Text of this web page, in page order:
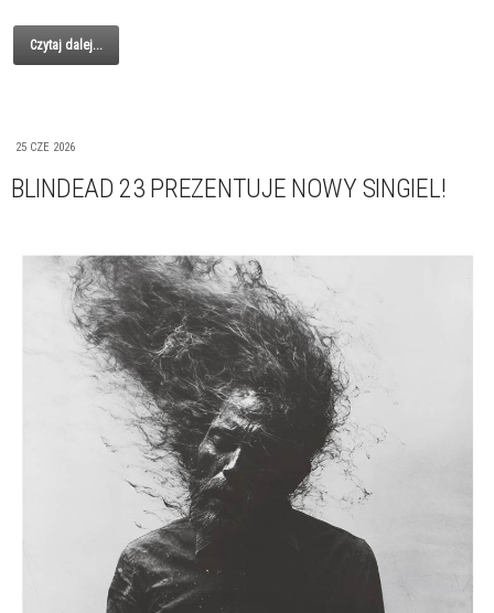
Czytaj dalej...
25 CZE 2026
BLINDEAD 23 PREZENTUJE NOWY SINGIEL!